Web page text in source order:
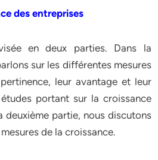
des entreprises
en deux parties. Dans la
sur les différentes mesures
leur avantage et leur
portant sur la croissance
deuxième partie, nous discutons
de la croissance.